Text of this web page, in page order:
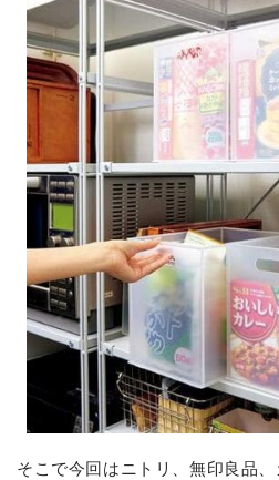
そこで今回はニトリ、無印良品